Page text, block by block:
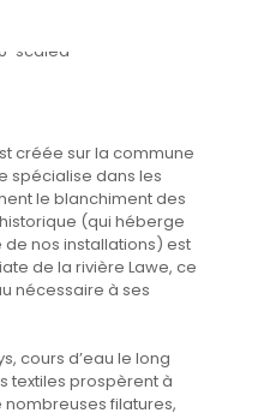
créée sur la commune
spécialise dans les
le blanchiment des
historique (qui héberge
nos installations) est
de la rivière Lawe, ce
nécessaire à ses
cours d’eau le long
textiles prospèrent à
filatures,